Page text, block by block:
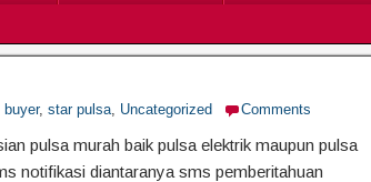
, star pulsa Uncategorized Comments
pulsa murah baik pulsa elektrik maupun pulsa
notifikasi diantaranya sms pemberitahuan